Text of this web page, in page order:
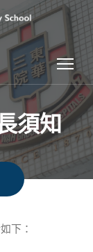
須知
下：